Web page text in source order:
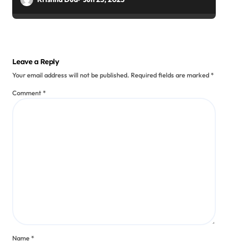
Leave a Reply
Your email address will not be published. Required fields are marked*
Comment*
Name*